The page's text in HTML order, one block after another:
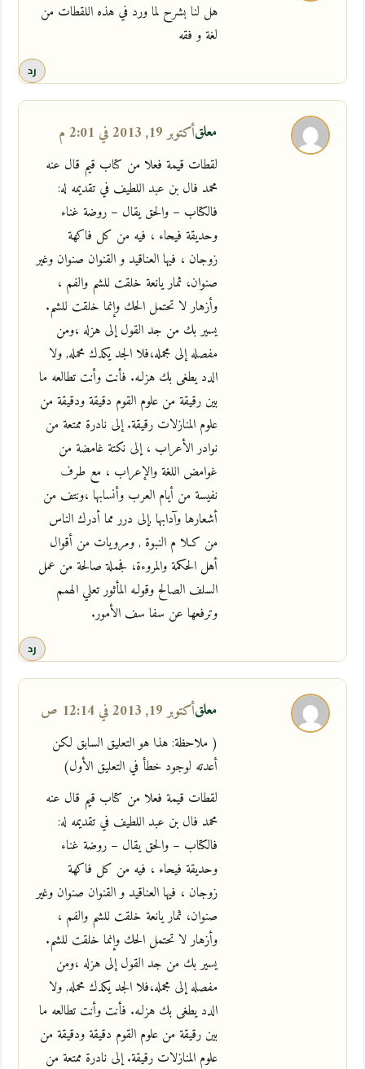
هل لنا بشرح لما ورد في هذه اللقطات من
لغة و فقه
رد
معلقأكتوبر 19, 2013 في 2:01 م
لقطات قيمة فعلا من كتاب قيم قال عنه
محمد فال بن عبد اللطيف في تقديمه له:
فالكتاب – والحق يقال – روضة غناء
وحديقة فيحاء ، فيه من كل فاكهة
زوجان ، فيها العناقيد و القنوان صنوان وغير
صنوان، ثمار يانعة خلقت للشم والفم ،
وأزهار لا تحتمل الحك وإنما خلقت للشم.
يسير بك من جد القول إلى هزله ،ومن
مفصله إلى مجمله،فلا الجد يكدك محمله, ولا
الدد يطغى بك هزلـه. فأنت وأنت تطالعه ما
بين رقيقة من علوم القوم دقيقة ودقيقة من
علوم المنازلات رقيقة. إلى نادرة ممتعة من
نوادر الأعراب ، إلى نكتة غامضة من
غوامض اللغة والإعراب ، مع طرف
نفيسة من أيام العرب وأنسابها ،ونتف من
أشعارها وآدابها ,إلى درر مما أدرك الناس
من كـلا م النبوة , ومرويات من أقوال
أهل الحكمة والمروءة، فجملة صالحة من عمل
السلف الصالح وقولـه المأثور تعلي الهمم
وترفعها عن سفا سف الأمور.
رد
معلقأكتوبر 19, 2013 في 12:14 ص
( ملاحظة: هذا هو التعليق السابق لكن
أعدته لوجود خطأ في التعليق الأول)
لقطات قيمة فعلا من كتاب قيم قال عنه
محمد فال بن عبد اللطيف في تقديمه له:
فالكتاب – والحق يقال – روضة غناء
وحديقة فيحاء ، فيه من كل فاكهة
زوجان ، فيها العناقيد و القنوان صنوان وغير
صنوان، ثمار يانعة خلقت للشم والفم ،
وأزهار لا تحتمل الحك وإنما خلقت للشم.
يسير بك من جد القول إلى هزله ،ومن
مفصله إلى مجمله،فلا الجد يكدك محمله, ولا
الدد يطغى بك هزلـه. فأنت وأنت تطالعه ما
بين رقيقة من علوم القوم دقيقة ودقيقة من
علوم المنازلات رقيقة. إلى نادرة ممتعة من